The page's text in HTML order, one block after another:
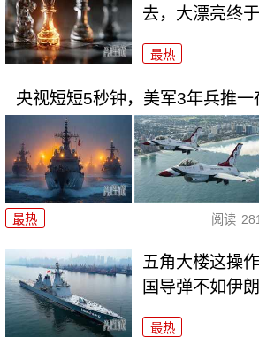
去，大漂亮终
最热
央视短短5秒钟，美军3年兵推
最热 阅读
五角大楼这操
国导弹不如伊朗
最热